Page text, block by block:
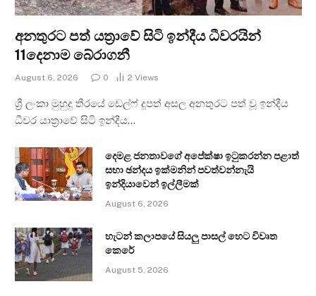
අනතුරට පත් යත්‍රාවේ සිටි ඉන්දීය ධීවරයින්
11දෙනාම බේරාගනී
August 6, 2026 0 2 Views
ශ්‍රී ලංකා මුහුදු තීරයේ ඩෙල්ෆ් දූපත් අසල අනතුරට පත් වූ ඉන්දීය
ධීවර යාත්‍රාවේ සිටි ඉන්දීය…
දෙමළ ජනතාවගේ අපේක්ෂා ඉටුකරන්න පළාත්
සභා ඡන්දය ඉක්මනින් පවත්වන්නැයි
ඉන්දියාවෙන් ඉල්ලීමක්
August 6, 2026
හැටන් කලාපයේ සියලු පාසල් හෙට විවෘත
කෙරේ
August 5, 2026